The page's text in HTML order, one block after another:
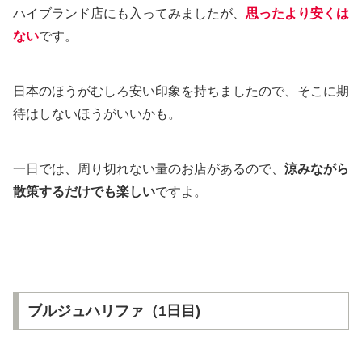
ハイブランド店にも入ってみましたが、 思ったより安くは
ないです。
日本のほうがむしろ安い印象を持ちましたので、そこに期
待はしないほうがいいかも。
一日では、周り切れない量のお店があるので、 涼みながら
散策するだけでも楽しいですよ。
ブルジュハリファ（1日目)